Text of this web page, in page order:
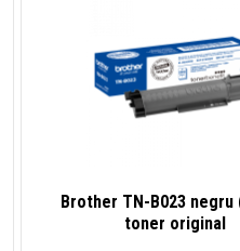
Brother TN-B023 negru
toner original